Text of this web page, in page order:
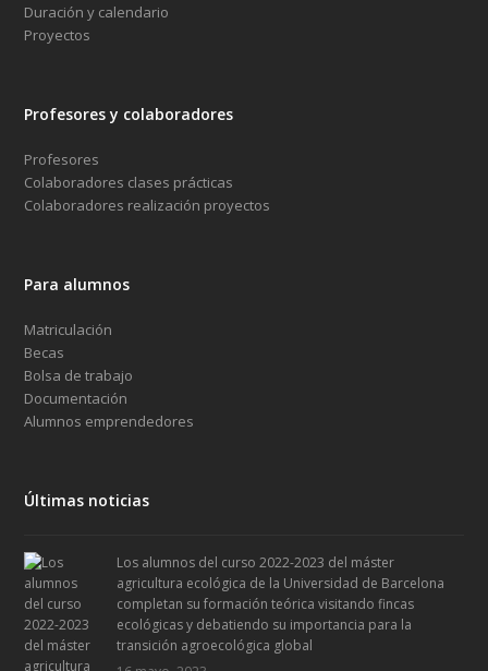
Duración y calendario
Proyectos
Profesores y colaboradores
Profesores
Colaboradores clases prácticas
Colaboradores realización proyectos
Para alumnos
Matriculación
Becas
Bolsa de trabajo
Documentación
Alumnos emprendedores
Últimas noticias
Los alumnos del curso 2022-2023 del máster
agricultura ecológica de la Universidad de Barcelona
completan su formación teórica visitando fincas
ecológicas y debatiendo su importancia para la
transición agroecológica global